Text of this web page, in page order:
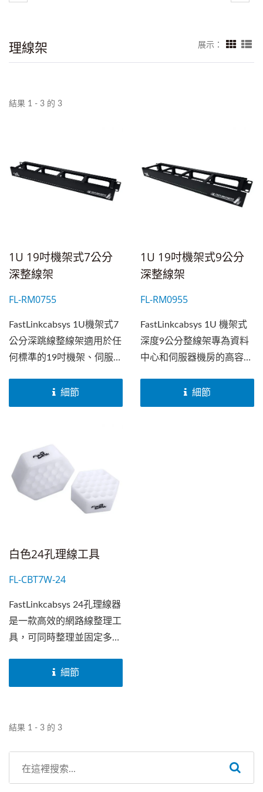
理線架 展示：
結果 1 - 3 的 3
1U 19吋機架式7公分
深整線架
FL-RM0755
FastLinkcabsys 1U機架式7
公分深跳線整線架適用於任
何標準的19吋機架、伺服器
間內的銅纜佈線和管理難
題。採用堅固的金屬支架，
聚碳酸酯(PC)元件。
細節
1U 19吋機架式9公分
深整線架
FL-RM0955
FastLinkcabsys 1U 機架式
深度9公分整線架專為資料
中心和伺服器機房的高容量
用的D型環，方便銅纜的安
裝、維護和故障排除。可上
細節
白色24孔理線工具
FL-CBT7W-24
FastLinkcabsys 24孔理線器
是一款高效的網路線整理工
具，可同時整理並固定多達
整齊、不打結，大幅提升佈
線效率。採用耐用的塑鋼材
力。防滑設計可穩固線纜，
防止滑動或錯位，確保佈線
過程更加順利。
細節
結果 1 - 3 的 3